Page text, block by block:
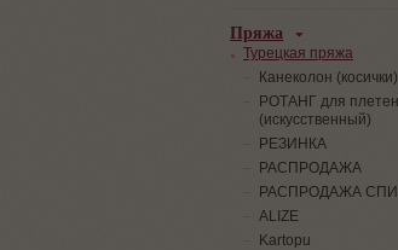
Пряжа
Турецкая пряжа
Канеколон (косички)
РОТАНГ для
(искусственный)
PЕЗИНКА
РАСПРОДАЖА
РАСПРОДАЖА
ALIZE
Kartopu